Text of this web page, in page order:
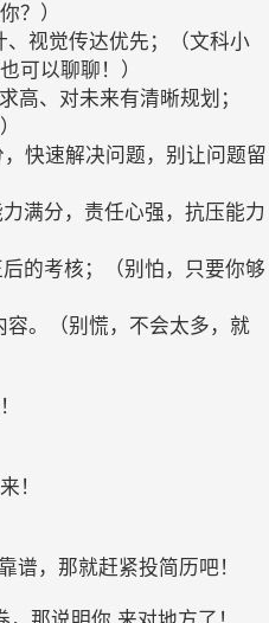
？）
视觉传达优先；（文科小
可以聊聊！）
高、对未来有清晰规划；
快速解决问题，别让问题留
满分，责任心强，抗压能力
的考核；（别怕，只要你够
。（别慌，不会太多，就
！
谱，那就赶紧投简历吧！